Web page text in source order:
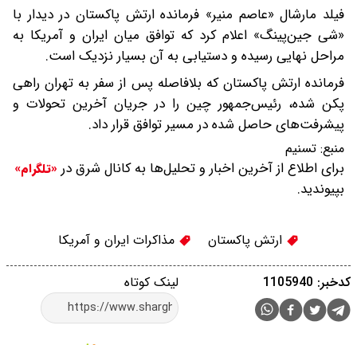
فیلد مارشال «عاصم منیر» فرمانده ارتش پاکستان در دیدار با
«شی جین‌پینگ» اعلام کرد که توافق میان ایران و آمریکا به
مراحل نهایی رسیده و دستیابی به آن بسیار نزدیک است.
فرمانده ارتش پاکستان که بلافاصله پس از سفر به تهران راهی
پکن شده، رئیس‌جمهور چین را در جریان آخرین تحولات و
پیشرفت‌های حاصل شده در مسیر توافق قرار داد.
منبع: تسنیم
برای اطلاع از آخرین اخبار و تحلیل‌ها به کانال شرق در «تلگرام»
بپیوندید.
ارتش پاکستان مذاکرات ایران و آمریکا
لینک کوتاه کدخبر: 1105940